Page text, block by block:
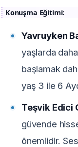
Konuşma Eğitimi:
Yavruyken
yaşlarda
başlamak
yaş 3 ile 6
Teşvik Edici
güvende
önemlidir.